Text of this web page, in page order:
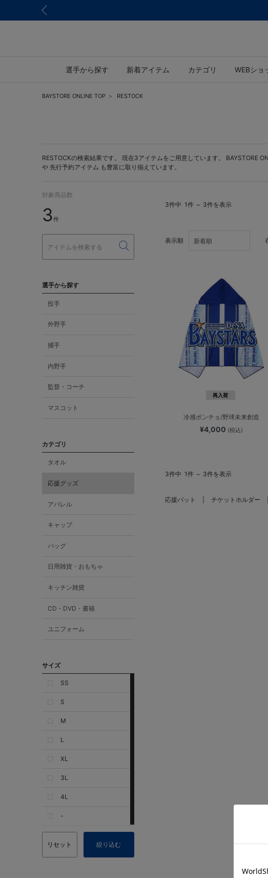
選手から探す 新着アイテム カテゴリ WEBショ
BAYSTORE ONLINE TOP RESTOCK
RESTOCKの検索結果です。 現在3アイテムをご用意しています。 BAYSTORE
や 先行予約アイテム も豊富に取り揃えています。
対象商品数
3件
選手から探す
投手
外野手
捕手
内野手
監督・コーチ
マスコット
カテゴリ
タオル
応援グッズ
アパレル
キャップ
バッグ
日用雑貨・おもちゃ
キッチン雑貨
CD・DVD・書籍
ユニフォーム
サイズ
SS
S
M
L
XL
3L
4L
-
リセット 絞り込む
3件中 1件 ～ 3件を表示
表示順
再入荷
冷感ポンチョ/野球未来創造
¥4,000 (税込)
3件中 1件 ～ 3件を表示
応援バット チケットホルダー